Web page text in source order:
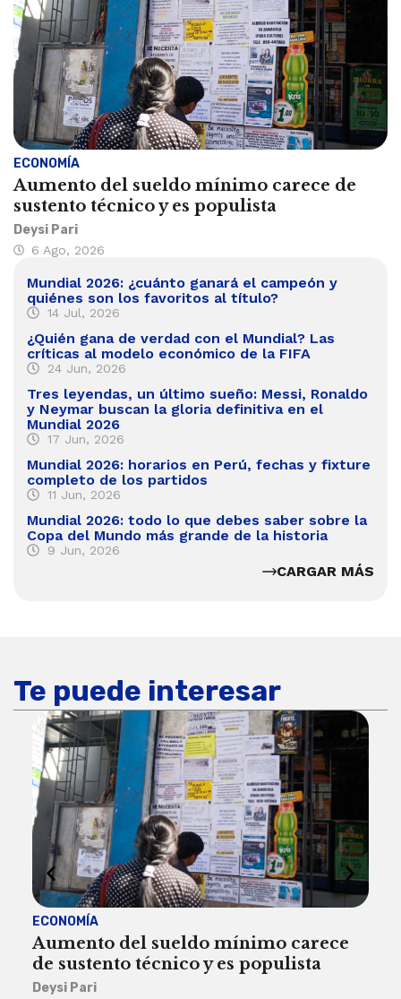
ECONOMÍA
Aumento del sueldo mínimo carece de
sustento técnico y es populista
Deysi Pari
6 Ago, 2026
Mundial 2026: ¿cuánto ganará el campeón y
quiénes son los favoritos al título?
14 Jul, 2026
¿Quién gana de verdad con el Mundial? Las
críticas al modelo económico de la FIFA
24 Jun, 2026
Tres leyendas, un último sueño: Messi, Ronaldo
y Neymar buscan la gloria definitiva en el
Mundial 2026
17 Jun, 2026
Mundial 2026: horarios en Perú, fechas y fixture
completo de los partidos
11 Jun, 2026
Mundial 2026: todo lo que debes saber sobre la
Copa del Mundo más grande de la historia
9 Jun, 2026
CARGAR MÁS
Te puede interesar
ECONOMÍA
Aumento del sueldo mínimo carece
de sustento técnico y es populista
Deysi Pari